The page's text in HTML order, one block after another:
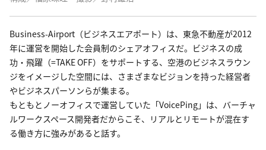
Business-Airport（ビジネスエアポート）は、東急不動産が2012
年に運営を開始した会員制のシェアオフィスだ。ビジネスの成
功・飛躍（=TAKE OFF）をサポートする、空港のビジネスラウン
ジをイメージした空間には、さまざまなビジョンを持った経営者
やビジネスパーソンらが集まる。
もともとノーオフィスで運営していた「VoicePing」は、バーチャ
ルワークスペース開発者だからこそ、リアルとリモートが混在す
る働き方に強みがあると話す。